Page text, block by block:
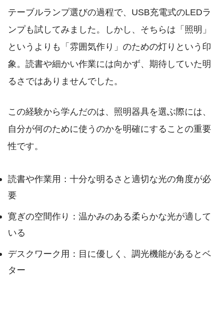
テーブルランプ選びの過程で、USB充電式のLEDラ
ンプも試してみました。しかし、そちらは「照明」
というよりも「雰囲気作り」のための灯りという印
象。読書や細かい作業には向かず、期待していた明
るさではありませんでした。
この経験から学んだのは、照明器具を選ぶ際には、
自分が何のために使うのかを明確にすることの重要
性です。
読書や作業用：十分な明るさと適切な光の角度が必
要
寛ぎの空間作り：温かみのある柔らかな光が適して
いる
デスクワーク用：目に優しく、調光機能があるとベ
ター